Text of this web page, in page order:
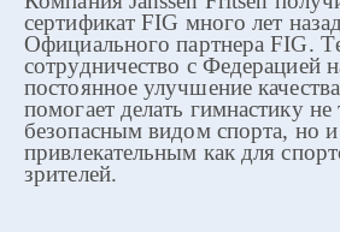
сертификат FIG много лет
Официального партнера FIG.
сотрудничество с Федерацией
постоянное улучшение
помогает делать гимнастику не
безопасным видом спорта, но и
привлекательным как для
зрителей.